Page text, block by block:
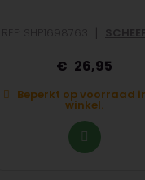
|
26,95
Beperkt op voorraad
winkel.